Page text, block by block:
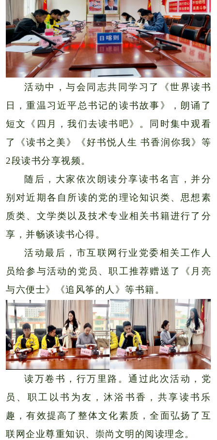
活动中，与会同志共同学习了《世界读书
日，重温习近平总书记的读书故事》，朗诵了
短文《四月，我们去读书吧》。同时集中观看
了《读书之美》《好书悦人生 书香润你我》等
2段读书分享视频。
随后，大家依次朗读分享读书名言，并分
别对近期各自所读的党的理论知识类、思想素
质类、文学类以及技术专业相关书籍进行了分
享，并畅谈读书心得。
活动最后，市互联网行业党委相关工作人
员给参与活动的党员、职工推荐赠送了《月亮
与六便士》《追风筝的人》等书籍。
读万卷书，行万里路。通过此次活动，党
员、职工以书为友，沐浴书香，共享读书乐
趣，有效提高了整体文化素质，全面弘扬了互
联网企业尊重知识、崇尚文明的阅读理念。